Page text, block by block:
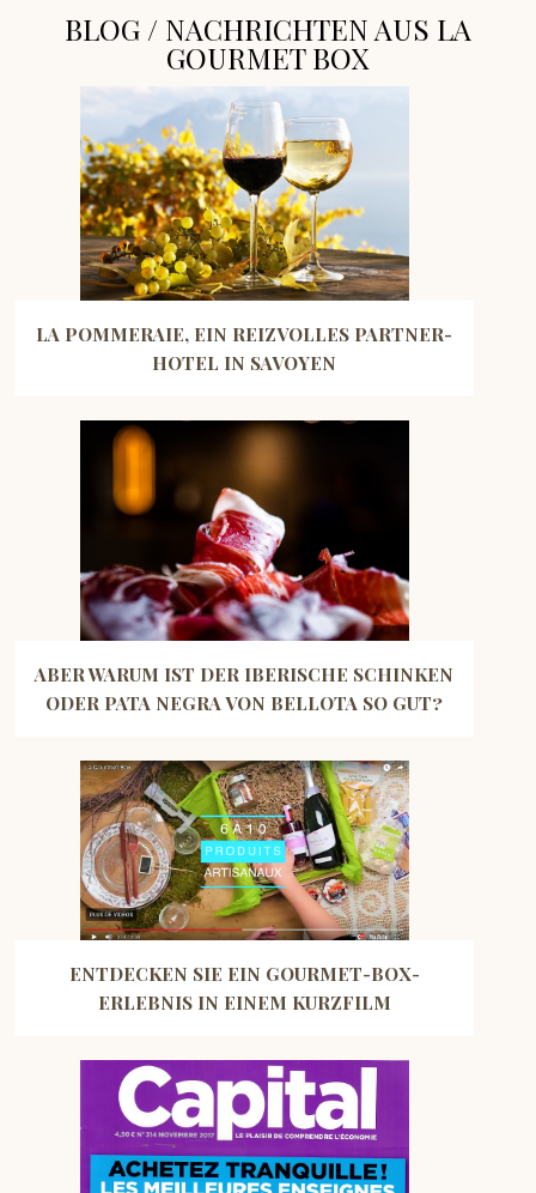
BLOG / NACHRICHTEN AUS LA
GOURMET BOX
LA POMMERAIE, EIN REIZVOLLES PARTNER-
HOTEL IN SAVOYEN
ABER WARUM IST DER IBERISCHE SCHINKEN
ODER PATA NEGRA VON BELLOTA SO GUT?
ENTDECKEN SIE EIN GOURMET-BOX-
ERLEBNIS IN EINEM KURZFILM